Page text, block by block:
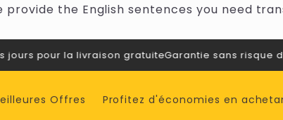
the English sentences you need
pour la livraison gratuiteGarantie sans risque de
Offres Profitez d'économies en